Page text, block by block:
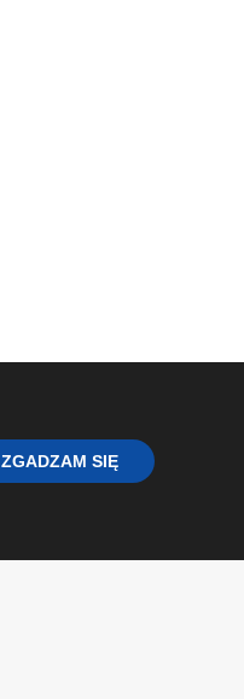
ZGADZAM SIĘ